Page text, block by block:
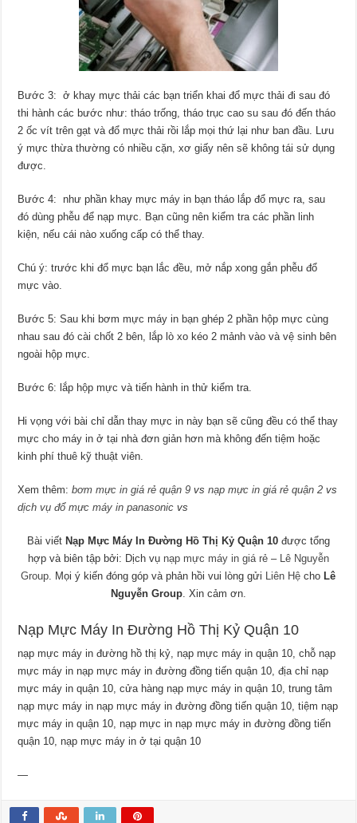
Bước 3: ở khay mực thải các bạn triển khai đổ mực thải đi sau đó
thi hành các bước như: tháo trống, tháo trục cao su sau đó đến tháo
2 ốc vít trên gạt và đổ mực thải rồi lắp mọi thứ lại như ban đầu. Lưu
ý mực thừa thường có nhiều cặn, xơ giấy nên sẽ không tái sử dụng
được.
Bước 4: như phần khay mực máy in bạn tháo lắp đổ mực ra, sau
đó dùng phễu để nạp mực. Bạn cũng nên kiểm tra các phần linh
kiện, nếu cái nào xuống cấp có thể thay.
Chú ý: trước khi đổ mực bạn lắc đều, mở nắp xong gắn phễu đổ
mực vào.
Bước 5: Sau khi bơm mực máy in bạn ghép 2 phần hộp mực cùng
nhau sau đó cài chốt 2 bên, lắp lò xo kéo 2 mảnh vào và vệ sinh bên
ngoài hộp mực.
Bước 6: lắp hộp mực và tiến hành in thử kiểm tra.
Hi vọng với bài chỉ dẫn thay mực in này bạn sẽ cũng đều có thể thay
mực cho máy in ở tại nhà đơn giản hơn mà không đến tiệm hoặc
kinh phí thuê kỹ thuật viên.
Xem thêm:bơm mực in giá rẻ quận 9 vsnạp mực in giá rẻ quận 2 vs
dịch vụ đổ mực máy in panasonic vs
Bài viết Nạp Mực Máy In Đường Hồ Thị Kỷ Quận 10được tổng
hợp và biên tập bởi: Dịch vụ nạp mực máy in giá rẻ– Lê Nguyễn
Group . Mọi ý kiến đóng góp và phản hồi vui lòng gửi Liên Hệ choLê
Nguyễn Group. Xin cảm ơn.
Nạp Mực Máy In Đường Hồ Thị Kỷ Quận 10
nạp mực máy in đường hồ thị kỷ, nạp mực máy in quận 10, chỗ nạp
mực máy in nạp mực máy in đường đồng tiến quận 10, địa chỉ nạp
mực máy in quận 10, cửa hàng nạp mực máy in quận 10, trung tâm
nạp mực máy in nạp mực máy in đường đồng tiến quận 10, tiệm nạp
mực máy in quận 10, nạp mực in nạp mực máy in đường đồng tiến
quận 10, nạp mực máy in ở tại quận 10
—